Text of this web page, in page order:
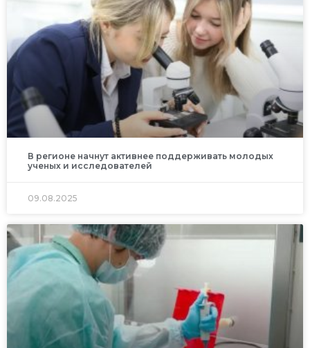
В регионе начнут активнее поддерживать молодых
ученых и исследователей
09.08.2025